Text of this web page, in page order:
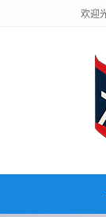
欢迎